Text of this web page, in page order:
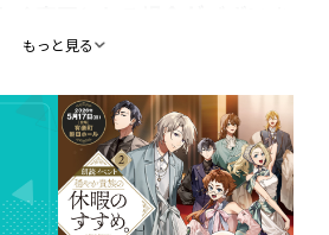
界まったり冒険ファンタジ
5巻！！
書き下ろしＳＳ ＆ 描き下ろし
もっと見る